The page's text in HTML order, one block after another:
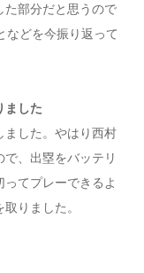
た部分だと思うので
などを今振り返って
ました
ました。やはり西村
、出塁をバッテリ
てプレーできるよ
りました。